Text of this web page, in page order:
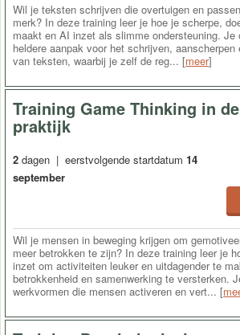
Wil je teksten schrijven die overtuigen en
merk? In deze training leer je hoe je scherpe,
maakt en AI inzet als slimme ondersteuning. Je
heldere aanpak voor het schrijven, aanscherpen
van teksten, waarbij je zelf de reg... [meer]
Training Game Thinking in de
praktijk
2 dagen | eerstvolgende startdatum 14
september
Wil je mensen in beweging krijgen om
meer betrokken te zijn? In deze training leer je
inzet om activiteiten leuker en uitdagender te
betrokkenheid en samenwerking te versterken.
werkvormen die mensen activeren en vert... [